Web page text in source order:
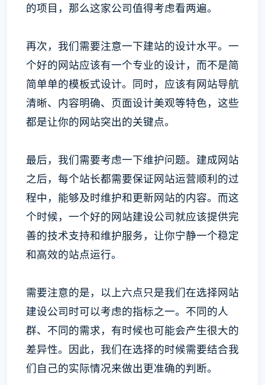
的项目，那么这家公司值得考虑看两遍。
再次，我们需要注意一下建站的设计水平。一
个好的网站应该有一个专业的设计，而不是简
简单单的模板式设计。同时，应该有网站导航
清晰、内容明确、页面设计美观等特色，这些
都是让你的网站突出的关键点。
最后，我们需要考虑一下维护问题。建成网站
之后，每个站长都需要保证网站运营顺利的过
程中，能够及时维护和更新网站的内容。而这
个时候，一个好的网站建设公司就应该提供完
善的技术支持和维护服务，让你宁静一个稳定
和高效的站点运行。
需要注意的是，以上六点只是我们在选择网站
建设公司时可以考虑的指标之一。不同的人
群、不同的需求，有时候也可能会产生很大的
差异性。因此，我们在选择的时候需要结合我
们自己的实际情况来做出更准确的判断。